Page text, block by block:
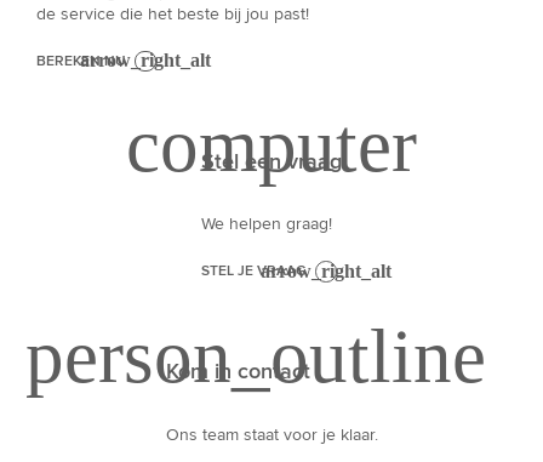
de service die het beste bij jou past!
BEREKEN NU
Stel een vraag
We helpen graag!
STEL JE VRAAG
Kom in contact
Ons team staat voor je klaar.